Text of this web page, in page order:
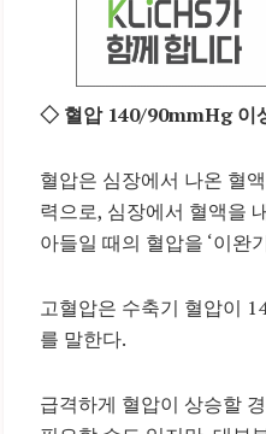
◇ 혈압 140/90mmHg 이
혈압은 심장에서 나온 혈
력으로, 심장에서 혈액을
아들일 때의 혈압을 ‘이완
고혈압은 수축기 혈압이
를 말한다.
급격하게 혈압이 상승할